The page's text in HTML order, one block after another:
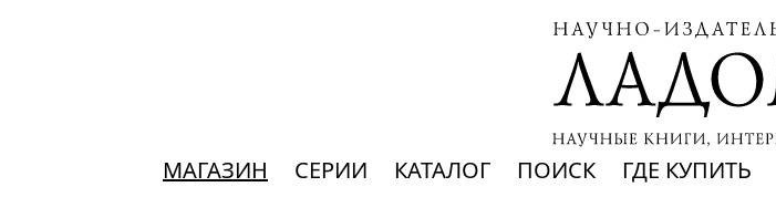
МАГАЗИН СЕРИИ КАТАЛОГ ПОИСК ГДЕ КУПИТЬ